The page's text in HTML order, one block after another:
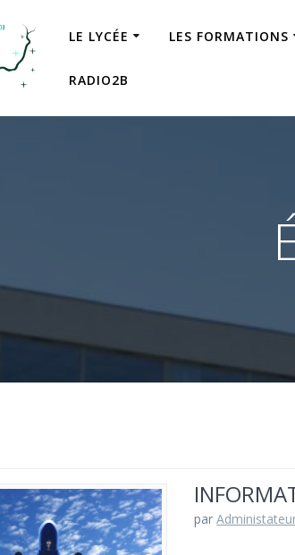
LE LYCÉE LES FORMATIONS
RADIO2B
par